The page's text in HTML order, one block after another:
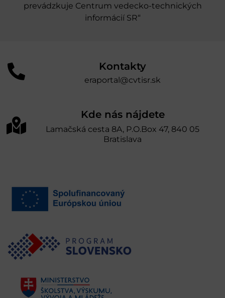
prevádzkuje Centrum vedecko-technických
informácií SR“
Kontakty
eraportal@cvtisr.sk
Kde nás nájdete
Lamačská cesta 8A, P.O.Box 47, 840 05
Bratislava